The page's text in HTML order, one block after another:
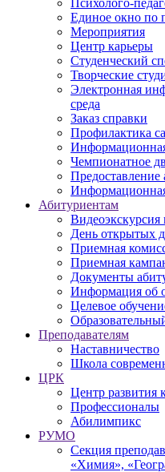
Единое окно по
Мероприятия
Центр карьеры
Студенческий
Творческие
Электронная
среда
Заказ справки
Профилактика
Чемпионатное
Предоставление
Абитуриентам
День открытых
Приемная
Приемная
Дoкументы
Информация об
Целевое
Преподавателям
Наставничество
Школа
ЦРК
Центр развития
Профессионалы
Абилимпикс
РУМО
Секция
«Химия»,